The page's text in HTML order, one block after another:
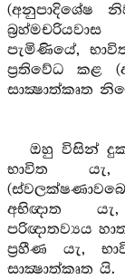
(අනුපාදිශේෂ
පැමිණියේ,
ප්‍රතිවේධ කළ
සාක්‍ෂාත්කෘත
ඔහු විසින් දුක
භාවිත
අභිඥාත යැ,
පරිඥාතව්‍යය
ප්‍රහීණ යැ,
සාක්‍ෂාත්කෘත යි.